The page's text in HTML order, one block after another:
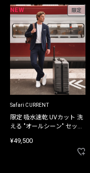
NEW 限定
Safari CURRENT
限定 吸水速乾 UVカット 洗
える "オールシーン" セット
¥49,500